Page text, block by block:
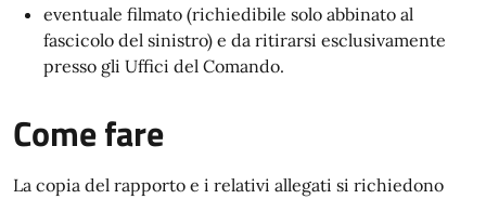
eventuale filmato (richiedibile solo abbinato al
fascicolo del sinistro) e da ritirarsi esclusivamente
presso gli Uffici del Comando.
Come fare
La copia del rapporto e i relativi allegati si richiedono